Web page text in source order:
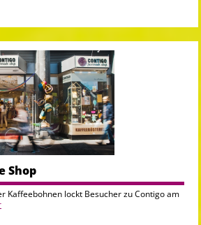
Shop
Kaffeebohnen lockt Besucher zu Contigo am